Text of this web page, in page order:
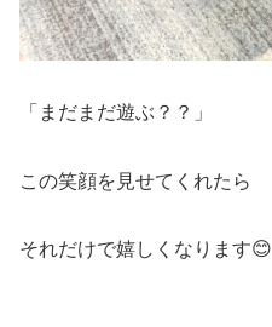
「まだまだ遊ぶ？？」
この笑顔を見せてくれたら
それだけで嬉しくなります😊